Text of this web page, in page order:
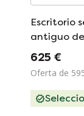
Escritorio
antiguo
enrollable
625 €
Oferta de